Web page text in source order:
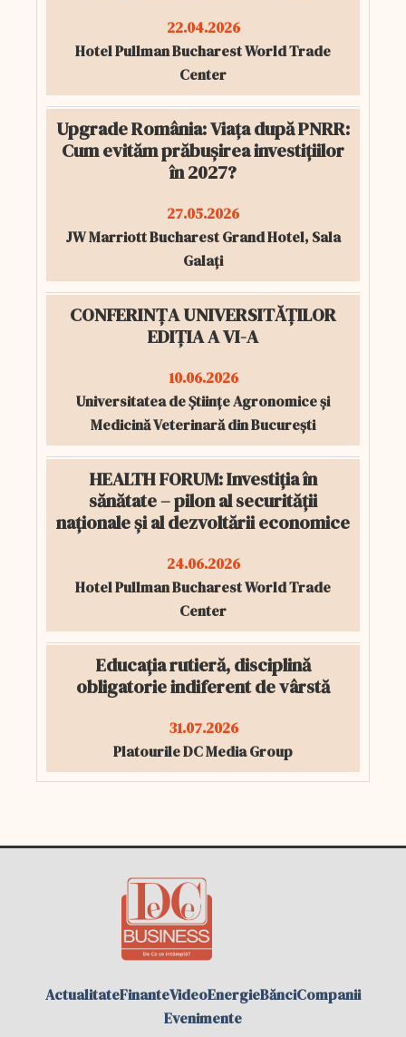
22.04.2026
Hotel Pullman Bucharest World Trade
Center
Upgrade România: Viața după PNRR:
Cum evităm prăbușirea investițiilor
în 2027?
27.05.2026
JW Marriott Bucharest Grand Hotel, Sala
Galați
CONFERINȚA UNIVERSITĂȚILOR
EDIȚIA A VI-A
10.06.2026
Universitatea de Științe Agronomice și
Medicină Veterinară din București
HEALTH FORUM: Investiția în
sănătate – pilon al securității
naționale și al dezvoltării economice
24.06.2026
Hotel Pullman Bucharest World Trade
Center
Educația rutieră, disciplină
obligatorie indiferent de vârstă
31.07.2026
Platourile DC Media Group
ActualitateFinanteVideoEnergieBănciCompanii
Evenimente